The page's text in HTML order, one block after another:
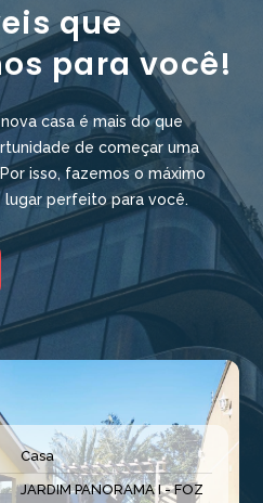
que
para você!
casa é mais do que
de começar uma
isso, fazemos o máximo
lugar perfeito para você.
Casa
JARDIM PANORAMA I - FOZ